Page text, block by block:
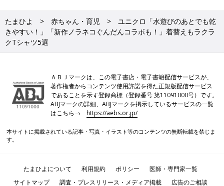
たまひよ 赤ちゃん・育児
ユニクロ「水遊びのあとでも乾
きやすい！」「新作ノラネコぐんだんコラボも！」着替えもラクラ
クTシャツ5選
ＡＢＪマークは、この電子書店・電子書籍配信サービスが、
著作権者からコンテンツ使用許諾を得た正規版配信サービス
であることを示す登録商標（登録番号 第11091000号）です。
ABJマークの詳細、ABJマークを掲示しているサービスの一覧
はこちら→https://aebs.or.jp/
本サイトに掲載されている記事・写真・イラスト等のコンテンツの無断転載を禁じま
す。
たまひよについて 利用規約 ポリシー
医師・専門家一覧
サイトマップ
調査・プレスリリース・メディア掲載 広告のご相談